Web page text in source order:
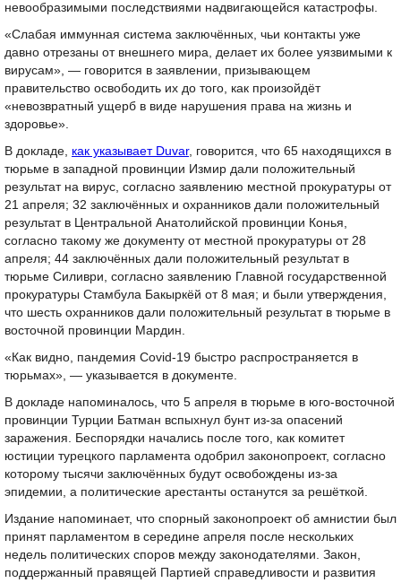
невообразимыми последствиями надвигающейся катастрофы.
«Слабая иммунная система заключённых, чьи контакты уже
давно отрезаны от внешнего мира, делает их более уязвимыми к
вирусам», — говорится в заявлении, призывающем
правительство освободить их до того, как произойдёт
«невозвратный ущерб в виде нарушения права на жизнь и
здоровье».
В докладе, как указывает Duvar, говорится, что 65 находящихся в
тюрьме в западной провинции Измир дали положительный
результат на вирус, согласно заявлению местной прокуратуры от
21 апреля; 32 заключённых и охранников дали положительный
результат в Центральной Анатолийской провинции Конья,
согласно такому же документу от местной прокуратуры от 28
апреля; 44 заключённых дали положительный результат в
тюрьме Силиври, согласно заявлению Главной государственной
прокуратуры Стамбула Бакыркёй от 8 мая; и были утверждения,
что шесть охранников дали положительный результат в тюрьме в
восточной провинции Мардин.
«Как видно, пандемия Covid-19 быстро распространяется в
тюрьмах», — указывается в документе.
В докладе напоминалось, что 5 апреля в тюрьме в юго-восточной
провинции Турции Батман вспыхнул бунт из-за опасений
заражения. Беспорядки начались после того, как комитет
юстиции турецкого парламента одобрил законопроект, согласно
которому тысячи заключённых будут освобождены из-за
эпидемии, а политические арестанты останутся за решёткой.
Издание напоминает, что спорный законопроект об амнистии был
принят парламентом в середине апреля после нескольких
недель политических споров между законодателями. Закон,
поддержанный правящей Партией справедливости и развития